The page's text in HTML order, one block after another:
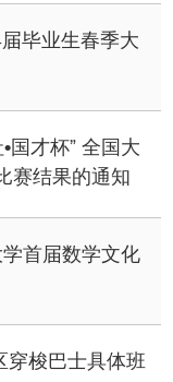
毕业生春季大
国才杯” 全国大
赛结果的通知
首届数学文化
穿梭巴士具体班